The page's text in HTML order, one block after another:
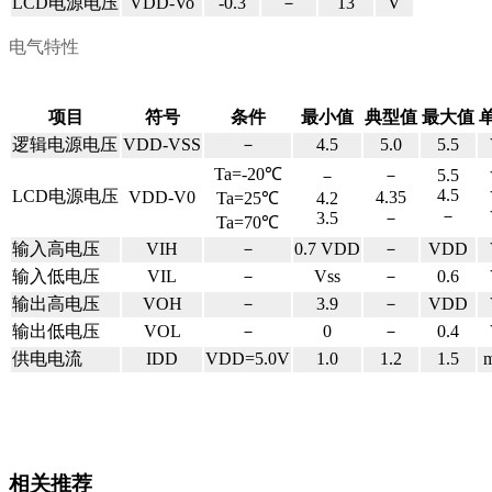
电气特性
项目 符号 条件 最小值 典型值 最大值
逻辑电源电压 VDD-VSS － 4.5 5.0 5.5
LCD电源电压 VDD-V0
Ta=-20℃
Ta=25℃
Ta=70℃
－
4.2
3.5
－
4.35
－
5.5
4.5
－
输入高电压
VIH － 0.7 VDD － VDD
输入低电压
VIL － Vss － 0.6
输出高电压
VOH － 3.9 － VDD
输出低电压
VOL － 0 － 0.4
供电电流
IDD VDD=5.0V 1.0 1.2 1.5
相关推荐